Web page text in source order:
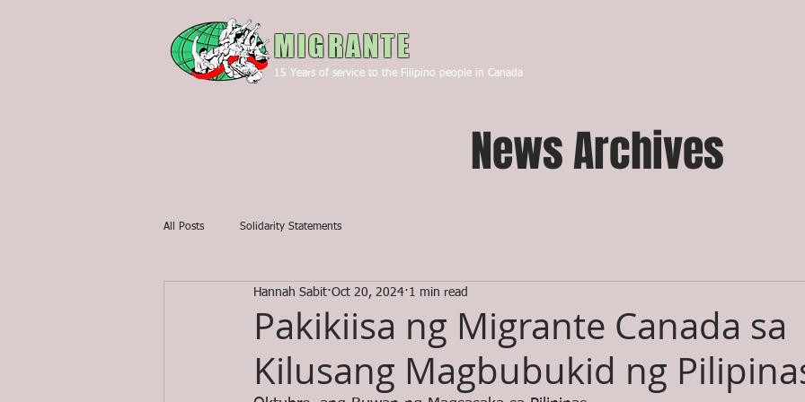
MIGRANTE
15 Years of service to the Filipino people in Canada
News Archives
All Posts Solidarity Statements
Pakikiisa ng Migrante Canada sa
Kilusang Magbubukid ng
Hannah Sabit Oct 20, 2024 1 min read